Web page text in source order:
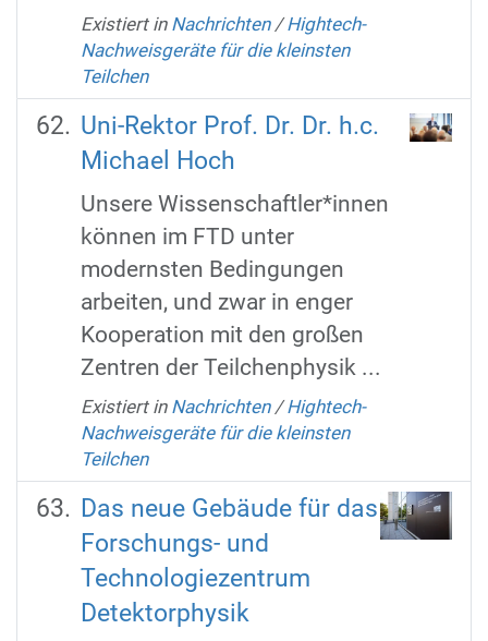
Existiert in Nachrichten /Hightech-
Nachweisgeräte für die kleinsten
Teilchen
Uni-Rektor Prof. Dr. Dr. h.c.
Michael Hoch
Unsere Wissenschaftler*innen
können im FTD unter
modernsten Bedingungen
arbeiten, und zwar in enger
Kooperation mit den großen
Zentren der Teilchenphysik ...
Existiert in Nachrichten /Hightech-
Nachweisgeräte für die kleinsten
Teilchen
Das neue Gebäude für das
Forschungs- und
Technologiezentrum
Detektorphysik